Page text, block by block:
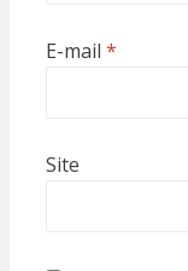
E-mail *
Site